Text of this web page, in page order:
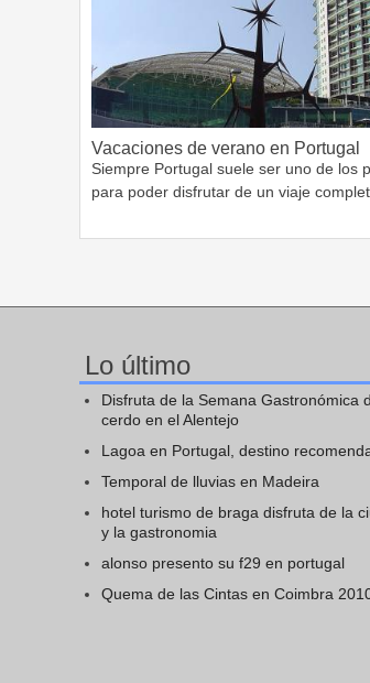
Vacaciones de verano en Portugal
Siempre Portugal suele ser uno de los
para poder disfrutar de un viaje
Lo último
Disfruta de la Semana Gastronómica
cerdo en el Alentejo
Lagoa en Portugal, destino
Temporal de lluvias en Madeira
hotel turismo de braga disfruta de la
y la gastronomia
alonso presento su f29 en portugal
Quema de las Cintas en Coimbra